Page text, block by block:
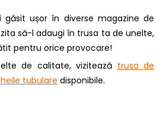
ușor în diverse magazine de
să-l adaugi în trusa ta de unelte,
pentru orice provocare!
de calitate, vizitează trusa de
tubulare disponibile.